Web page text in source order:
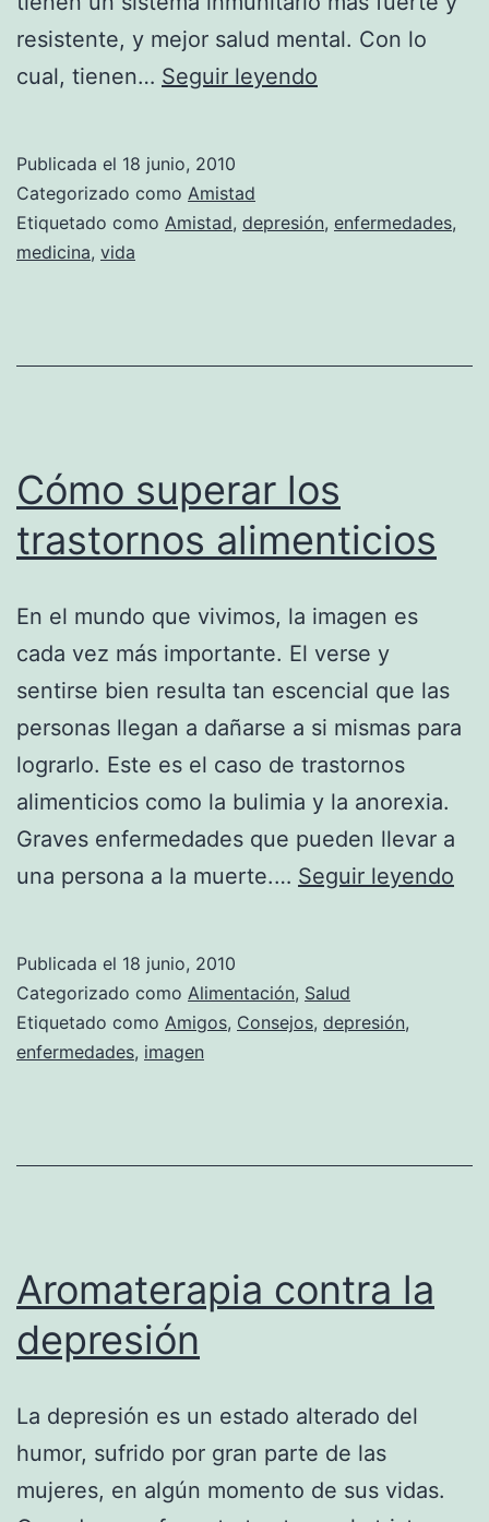
resistente, y mejor salud mental. Con lo
cual, tienen… Seguir leyendo
vida
Publicada el 18 junio, 2010
Categorizado como Amistad
Etiquetado como Amistad, depresión, enfermedades,
medicina, vida
Cómo superar los
trastornos alimenticios
En el mundo que vivimos, la imagen es
cada vez más importante. El verse y
sentirse bien resulta tan escencial que las
personas llegan a dañarse a si mismas para
lograrlo. Este es el caso de trastornos
alimenticios como la bulimia y la anorexia.
Graves enfermedades que pueden llevar a
una persona a la muerte.… Seguir leyendo
Publicada el 18 junio, 2010
Categorizado como Alimentación, Salud
Etiquetado como Amigos, Consejos, depresión,
enfermedades, imagen
Aromaterapia contra la
depresión
La depresión es un estado alterado del
humor, sufrido por gran parte de las
mujeres, en algún momento de sus vidas.